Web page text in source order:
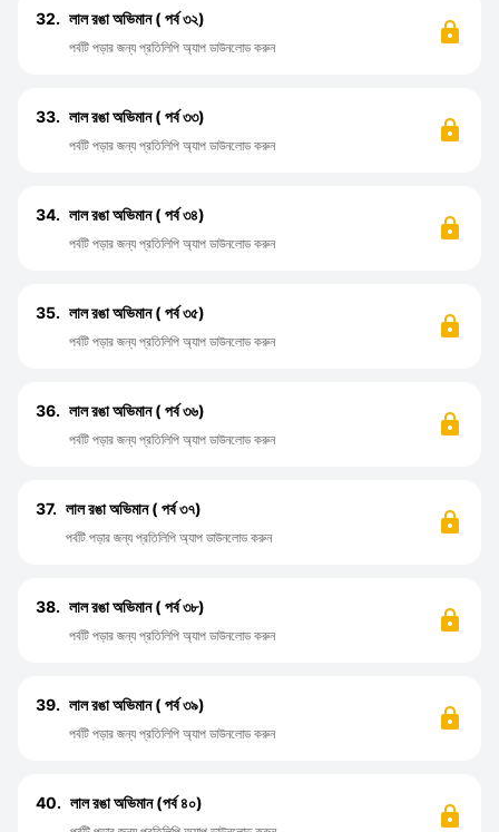
32. লাল রঙা অভিমান ( পর্ব ৩২)
পর্বটি পড়ার জন্য প্রতিলিপি অ্যাপ ডাউনলোড করুন
33. লাল রঙা অভিমান ( পর্ব ৩৩)
পর্বটি পড়ার জন্য প্রতিলিপি অ্যাপ ডাউনলোড করুন
34. লাল রঙা অভিমান ( পর্ব ৩৪)
পর্বটি পড়ার জন্য প্রতিলিপি অ্যাপ ডাউনলোড করুন
35. লাল রঙা অভিমান ( পর্ব ৩৫)
পর্বটি পড়ার জন্য প্রতিলিপি অ্যাপ ডাউনলোড করুন
36. লাল রঙা অভিমান ( পর্ব ৩৬)
পর্বটি পড়ার জন্য প্রতিলিপি অ্যাপ ডাউনলোড করুন
37. লাল রঙা অভিমান ( পর্ব ৩৭)
পর্বটি পড়ার জন্য প্রতিলিপি অ্যাপ ডাউনলোড করুন
38. লাল রঙা অভিমান ( পর্ব ৩৮)
পর্বটি পড়ার জন্য প্রতিলিপি অ্যাপ ডাউনলোড করুন
39. লাল রঙা অভিমান ( পর্ব ৩৯)
পর্বটি পড়ার জন্য প্রতিলিপি অ্যাপ ডাউনলোড করুন
40. লাল রঙা অভিমান (পর্ব ৪০)